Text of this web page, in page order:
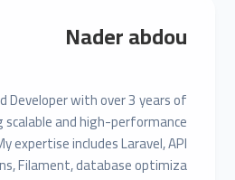
Nader abdou
Developer with over 3 years of
scalable and high-performance
expertise includes Laravel, API
Filament, database optimiza